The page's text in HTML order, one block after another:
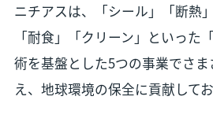
ニチアスは、「シール」「断熱
「耐食」「クリーン」といった
術を基盤とした5つの事業でさ
え、地球環境の保全に貢献してお